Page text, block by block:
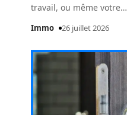
travail, ou même votre…
Immo 26 juillet 2026